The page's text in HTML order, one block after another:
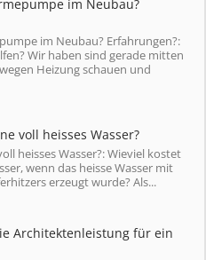
im Neubau?
im Neubau? Erfahrungen?:
Wir haben sind gerade mitten
Heizung schauen und
voll heisses Wasser?
heisses Wasser?: Wieviel kostet
wenn das heisse Wasser mit
erzeugt wurde? Als...
Architektenleistung für ein